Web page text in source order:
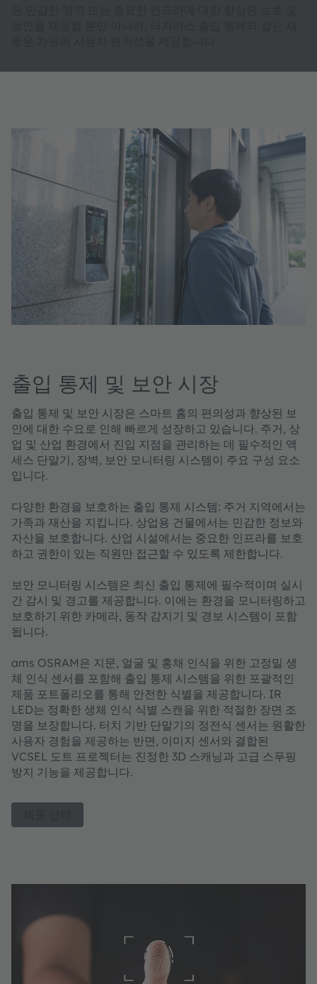
출입 통제 및 보안 시장
출입 통제 및 보안 시장은 스마트 홈의 편의성과 향상된 보
안에 대한 수요로 인해 빠르게 성장하고 있습니다. 주거, 상
업 및 산업 환경에서 진입 지점을 관리하는 데 필수적인 액
세스 단말기, 장벽, 보안 모니터링 시스템이 주요 구성 요소
입니다.
다양한 환경을 보호하는 출입 통제 시스템: 주거 지역에서는
가족과 재산을 지킵니다. 상업용 건물에서는 민감한 정보와
자산을 보호합니다. 산업 시설에서는 중요한 인프라를 보호
하고 권한이 있는 직원만 접근할 수 있도록 제한합니다.
보안 모니터링 시스템은 최신 출입 통제에 필수적이며 실시
간 감시 및 경고를 제공합니다. 이에는 환경을 모니터링하고
보호하기 위한 카메라, 동작 감지기 및 경보 시스템이 포함
됩니다.
ams OSRAM은 지문, 얼굴 및 홍채 인식을 위한 고정밀 생
체 인식 센서를 포함해 출입 통제 시스템을 위한 포괄적인
제품 포트폴리오를 통해 안전한 식별을 제공합니다. IR
LED는 정확한 생체 인식 식별 스캔을 위한 적절한 장면 조
명을 보장합니다. 터치 기반 단말기의 정전식 센서는 원활한
사용자 경험을 제공하는 반면, 이미지 센서와 결합된
VCSEL 도트 프로젝터는 진정한 3D 스캐닝과 고급 스푸핑
방지 기능을 제공합니다.